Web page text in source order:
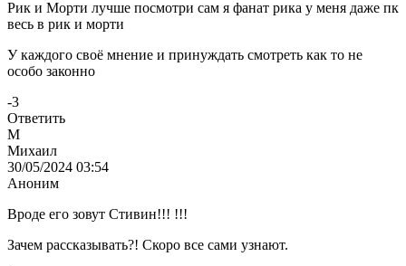
Рик и Морти лучше посмотри сам я фанат рика у меня даже пк
весь в рик и морти
У каждого своё мнение и принуждать смотреть как то не
особо законно
-3
Ответить
М
Михаил
30/05/2024 03:54
Аноним
Вроде его зовут Стивин!!! !!!
Зачем рассказывать?! Скоро все сами узнают.